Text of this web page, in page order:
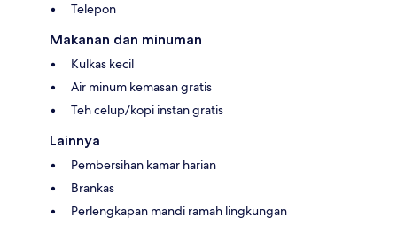
Telepon
Makanan dan minuman
Kulkas kecil
Air minum kemasan gratis
Teh celup/kopi instan gratis
Lainnya
Pembersihan kamar harian
Brankas
Perlengkapan mandi ramah lingkungan